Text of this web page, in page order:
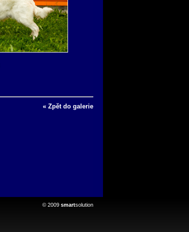
« Zpět do galerie
© 2009 smartsolution